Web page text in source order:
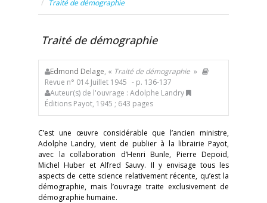
Traité de démographie
Traité de démographie
Edmond Delage, « Traité de démographie »
Revue n° 014 Juillet 1945 - p. 136-137
Auteur(s) de l'ouvrage : Adolphe Landry
Éditions Payot, 1945 ; 643 pages
C’est une œuvre considérable que l’ancien ministre,
Adolphe Landry, vient de publier à la librairie Payot,
avec la collaboration d’Henri Bunle, Pierre Depoid,
Michel Huber et Alfred Sauvy. Il y envisage tous les
aspects de cette science relativement récente, qu’est la
démographie, mais l’ouvrage traite exclusivement de
démographie humaine.